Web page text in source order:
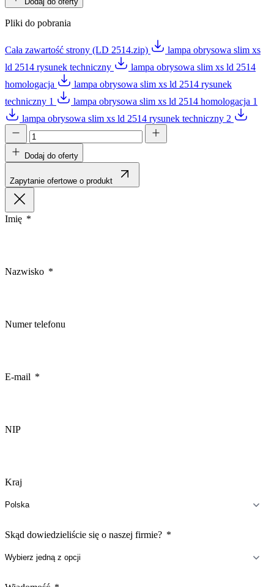
Pliki do pobrania
Cała zawartość strony (LD 2514.zip)
lampa obrysowa slim xs
ld 2514 rysunek techniczny
lampa obrysowa slim xs ld 2514
homologacja
lampa obrysowa slim xs ld 2514 rysunek
techniczny 1
lampa obrysowa slim xs ld 2514 homologacja 1
lampa obrysowa slim xs ld 2514 rysunek techniczny 2
Dodaj do oferty
Zapytanie ofertowe o produkt
Imię
Nazwisko
Numer telefonu
E-mail
NIP
Kraj
Skąd dowiedzieliście się o naszej firmie?